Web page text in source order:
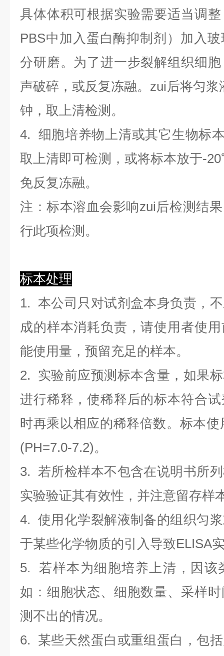
具体体积可根据实验需要适当调
PBS中加入蛋白酶抑制剂）加入
分研磨。为了进一步裂解组织细
声破碎，或反复冻融。zui后将匀浆
钟，取上清检测。
4. 细胞培养物上清或其它生物标
取上清即可检测，或将标本放于-
免反复冻融。
注：标本溶血会影响zui后检测结
行此项检测。
标本处理
1. 本公司只对试剂盒本身负责，
成的样本消耗负责，请使用者使
能使用量，预留充足的样本。
2. 实验前应预测标本含量，如果
进行稀释，使稀释后的标本符合
时再乘以相应的稀释倍数。标本
(PH=7.0-7.2)。
3. 若所检样本不包含在说明书所
实验验证其有效性，并注意留存样
4. 使用化学裂解液制备的组织匀
于某些化学物质的引入导致ELISA
5. 若样本为细胞培养上清，因该
如：细胞状态、细胞数量、采样
测不出的情况。
6. 某些天然蛋白或重组蛋白，包